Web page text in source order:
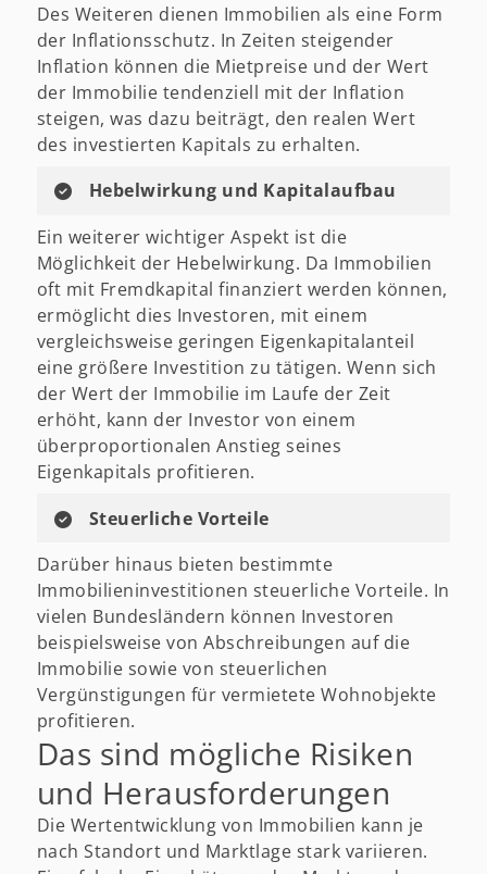
Des Weiteren dienen Immobilien als eine Form
der Inflationsschutz. In Zeiten steigender
Inflation können die Mietpreise und der Wert
der Immobilie tendenziell mit der Inflation
steigen, was dazu beiträgt, den realen Wert
des investierten Kapitals zu erhalten.
Hebelwirkung und Kapitalaufbau
Ein weiterer wichtiger Aspekt ist die
Möglichkeit der Hebelwirkung. Da Immobilien
oft mit Fremdkapital finanziert werden können,
ermöglicht dies Investoren, mit einem
vergleichsweise geringen Eigenkapitalanteil
eine größere Investition zu tätigen. Wenn sich
der Wert der Immobilie im Laufe der Zeit
erhöht, kann der Investor von einem
überproportionalen Anstieg seines
Eigenkapitals profitieren.
Steuerliche Vorteile
Darüber hinaus bieten bestimmte
Immobilieninvestitionen steuerliche Vorteile. In
vielen Bundesländern können Investoren
beispielsweise von Abschreibungen auf die
Immobilie sowie von steuerlichen
Vergünstigungen für vermietete Wohnobjekte
profitieren.
Das sind mögliche Risiken
und Herausforderungen
Die Wertentwicklung von Immobilien kann je
nach Standort und Marktlage stark variieren.